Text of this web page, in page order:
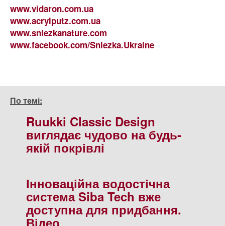
www.vidaron.com.ua
www.acrylputz.com.ua
www.sniezkanature.com
www.facebook.com/Sniezka.Ukraine
По темі:
Ruukki Classic Design
виглядає чудово на будь-
якій покрівлі
Інноваційна водостічна
система Siba Tech вже
доступна для придбання.